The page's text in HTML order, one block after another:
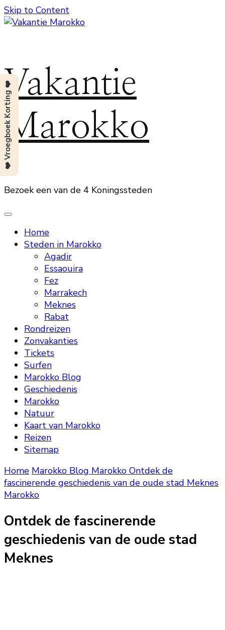
Skip to Content
Vakantie
Marokko
Bezoek een van de 4 Koningssteden
Home
Steden in Marokko
Agadir
Essaouira
Fez
Marrakech
Meknes
Rabat
Rondreizen
Zonvakanties
Tickets
Surfen
Marokko Blog
Geschiedenis
Marokko
Natuur
Kaart van Marokko
Reizen
Sitemap
Home Marokko Blog Marokko Ontdek de
fascinerende geschiedenis van de oude stad Meknes
Marokko
Ontdek de fascinerende
geschiedenis van de oude stad
Meknes
❤️ Vroegboek Korting ❤️